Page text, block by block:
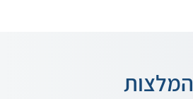
המלצות